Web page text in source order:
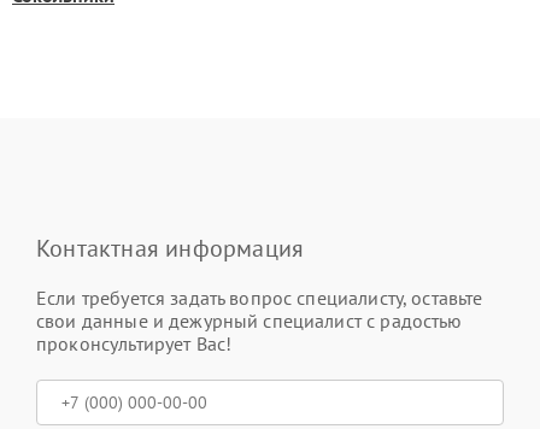
Контактная информация
Если требуется задать вопрос специалисту, оставьте
свои данные и дежурный специалист с радостью
проконсультирует Вас!